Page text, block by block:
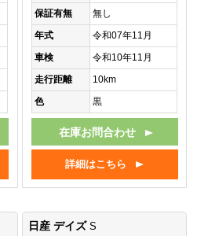
保証有無
無し
年式
令和07年11月
車検
令和10年11月
走行距離
10km
色
黒
在庫お問合わせ
詳細はこちら
日産 デイズS